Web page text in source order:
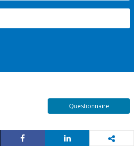
Questionnaire